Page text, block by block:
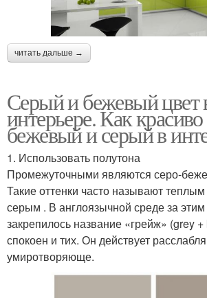
читать дальше →
Серый и бежевый цвет
интерьере. Как красиво
бежевый и серый в
1. Использовать полутона
Промежуточными являются серо-
Такие оттенки часто называют
серым . В англоязычной среде за
закрепилось название «грейж» (grey
спокоен и тих. Он действует
умиротворяюще.